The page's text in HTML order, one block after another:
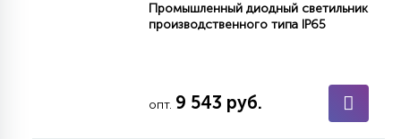
Промышленный диодный светильник
производственного типа IP65
опт. 9 543 руб.